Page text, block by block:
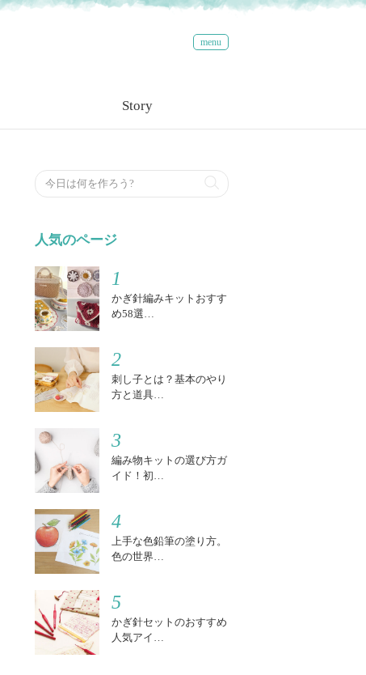
menu
Story
検索する
人気のページ
1
かぎ針編みキットおすす
め58選…
2
刺し子とは？基本のやり
方と道具…
3
編み物キットの選び方ガ
イド！初…
4
上手な色鉛筆の塗り方。
色の世界…
5
かぎ針セットのおすすめ
人気アイ…